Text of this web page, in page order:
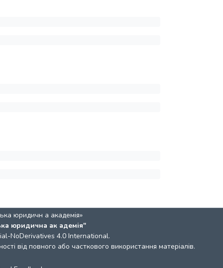
юридичн а академія»
юридична ак адемія"
NoDerivatives 4.0 International.
від повного або часткового використання матеріалів.